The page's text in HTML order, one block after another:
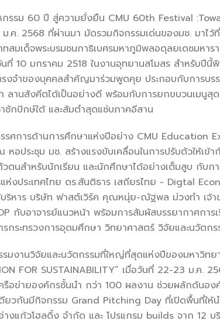
60 ปี สู่ความยั่งยืน CMU 60th Festival
.ค. 2568 ที่ผ่านมา มัดรวมกิจกรรมเด่นของมช. มาไ
สมเด็จพระบรมชนกาธิเบศรมหาภูมิพลอดุลยเดชมห
ที่ 10 มกราคม 2518 ในงานอุทยานสโมสร สำหรับปี
รงจำของบุคคลสำคัญมาร่วมพูดคุย ประกอบกับการบร
ลานสังคีตได้เป็นอย่างดี พร้อมกับการยกขบวนเมนู
าชักปักษ์ใต้ และส้มตำสุดแซ่บภาคอีสาน
รด้านการศึกษาแห่งปีอย่าง CMU Education
อประชุม มช. สร้างแรงขับเคลื่อนในการปรับตัวให้เ
วตนสำหรับนักเรียน และนักศึกษาได้อย่างเต็มสูบ กั
งประเทศไทย ดร.สันติธาร เสถียรไทย - Digtal
ริหาร บริษัท ฟาสต์เวิร์ค คุณหนุ่ย-ณัฐพล ม่วงทำ เจ้า
กับอาจารย์แนวหน้า พร้อมการสัมผัสบรรยากาศก
กระทรวงการอุดมศึกษา วิทยาศาสตร์ วิจัยและนวัตกร
นวิจัยและนวัตกรรมที่ใหญ่ที่สุดแห่งปีของมหาวิทยา
FOR SUSTAINABILITY” เมื่อวันที่ 22-23 ม.ค.
รือข่ายองค์กรชั้นนำ กว่า 100 ผลงาน ช่วยผลักดันอ
วกันมีกิจกรรม Grand Pitching Day ที่เปิดพื้นที่ให้น
งแก้วโฮลดิ้ง จำกัด และ โปรแกรม builds จาก 12